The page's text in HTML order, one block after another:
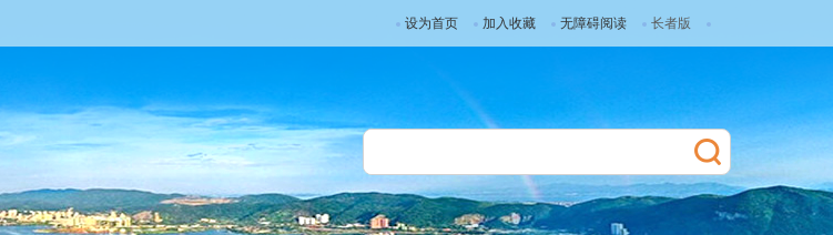
设为首页 加入收藏 无障碍阅读 长者版